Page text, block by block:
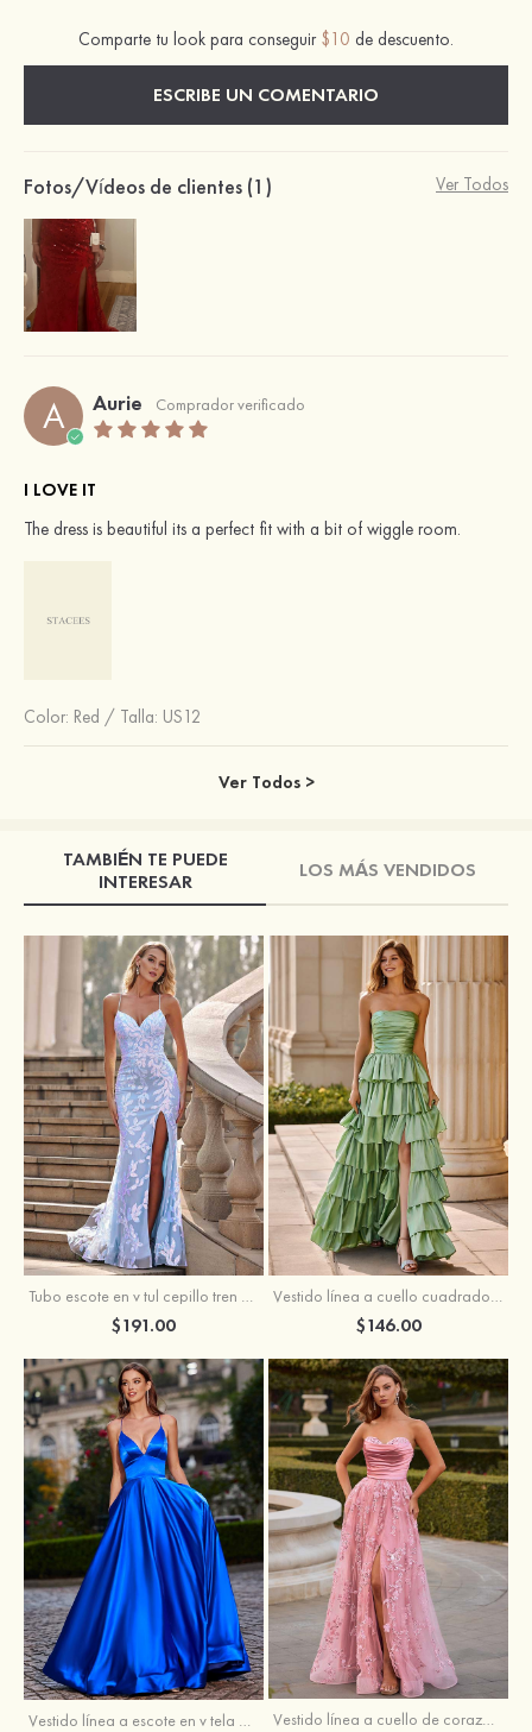
Comparte tu look para conseguir $10 de descuento.
ESCRIBE UN COMENTARIO
Fotos/Vídeos de clientes (1) Ver Todos
A Aurie Comprador verificado
I LOVE IT
The dress is beautiful its a perfect fit with a bit of wiggle room.
Color: Red / Talla: US12
Ver Todos >
TAMBIÉN TE PUEDE
INTERESAR
LOS MÁS VENDIDOS
Tubo escote en v tul cepillo tren vestido de graduación
$191.00
Vestido línea a cuello cuadrado tafetán hasta el suelo vestido de graduación con volantes
$146.00
Vestido línea a escote en v tela charmeuse hasta el suelo vestido de graduación Vestido línea a cuello de corazón tul cola de barrido vestido de graduación